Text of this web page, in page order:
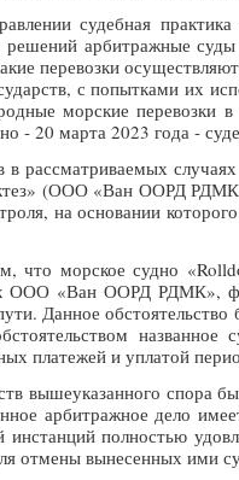
судебная
арбитражные
перевозки
с попытками их
морские перевозки в
- 20 марта 2023 года -
рассматриваемых случаях
(ООО «Ван ООРД
на основании
что морское судно
ООО «Ван ООРД РДМК»,
Данное
платежей и уплатой
вышеуказанного
арбитражное дело
инстанций полностью
отмены вынесенных ими